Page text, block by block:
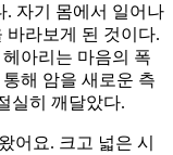
. 자기 몸에서 일어나
바라보게 된 것이다.
아리는 마음의 폭
해 암을 새로운 측
실히 깨달았다.
어요. 크고 넓은 시